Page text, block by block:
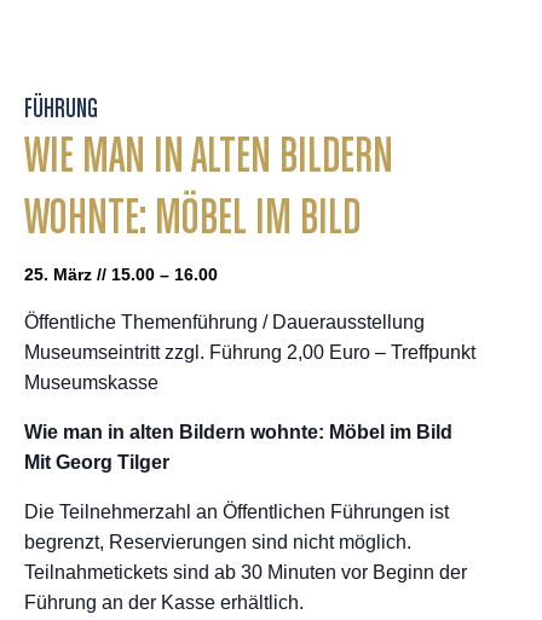
FÜHRUNG
WIE MAN IN ALTEN BILDERN
WOHNTE: MÖBEL IM BILD
25. März // 15.00 – 16.00
Öffentliche Themenführung / Dauerausstellung
Museumseintritt zzgl. Führung 2,00 Euro – Treffpunkt
Museumskasse
Wie man in alten Bildern wohnte: Möbel im Bild
Mit Georg Tilger
Die Teilnehmerzahl an Öffentlichen Führungen ist
begrenzt, Reservierungen sind nicht möglich.
Teilnahmetickets sind ab 30 Minuten vor Beginn der
Führung an der Kasse erhältlich.